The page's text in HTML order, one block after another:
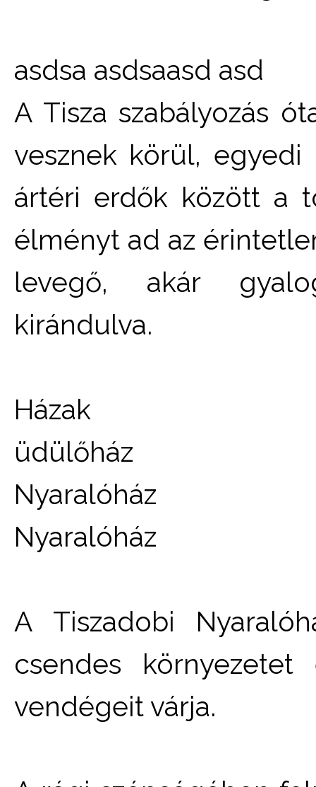
asdsa asdsaasd asd
A Tisza szabályozás
vesznek körül,
ártéri erdők között a
élményt ad az
levegő, akár
kirándulva.
Házak
üdülőház
Nyaralóház
Nyaralóház
A Tiszadobi
csendes
vendégeit várja.